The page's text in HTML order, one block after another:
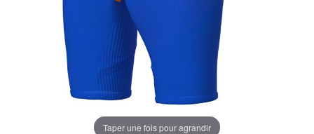
Taper une fois pour agrandir